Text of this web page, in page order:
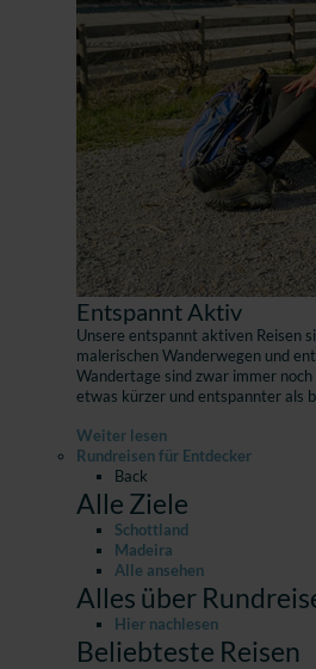
Entspannt Aktiv
Unsere entspannt aktiven Reisen
malerischen Wanderwegen und
Wandertage sind zwar immer
etwas kürzer und entspannter als
Weiter lesen
Rundreisen für Entdecker
Back
Alle Ziele
Schottland
Madeira
Alle ansehen
Alles über
Hier nachlesen
Beliebteste Reisen